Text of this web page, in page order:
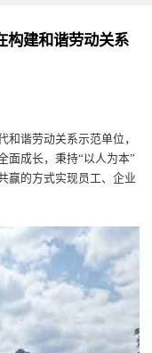
构建和谐劳动关系
和谐劳动关系示范单位，
面成长，秉持“以人为本”
赢的方式实现员工、企业